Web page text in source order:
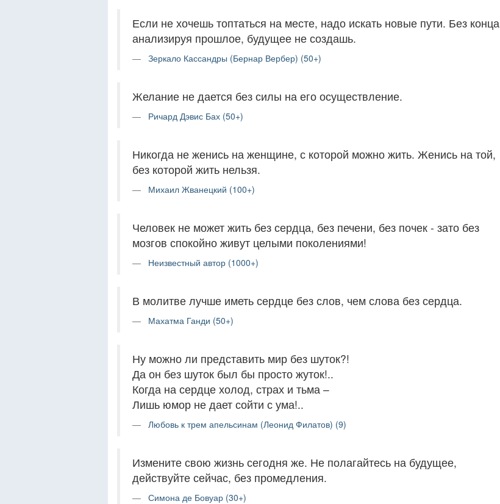
Если не хочешь топтаться на месте, надо искать новые пути. Без конца
анализируя прошлое, будущее не создашь.
Зеркало Кассандры (Бернар Вербер) (50+)
Желание не дается без силы на его осуществление.
Ричард Дэвис Бах (50+)
Никогда не женись на женщине, с которой можно жить. Женись на той,
без которой жить нельзя.
Михаил Жванецкий (100+)
Человек не может жить без сердца, без печени, без почек - зато без
мозгов спокойно живут целыми поколениями!
Неизвестный автор (1000+)
В молитве лучше иметь сердце без слов, чем слова без сердца.
Махатма Ганди (50+)
Ну можно ли представить мир без шуток?!
Да он без шуток был бы просто жуток!..
Когда на сердце холод, страх и тьма –
Лишь юмор не дает сойти с ума!..
Любовь к трем апельсинам (Леонид Филатов) (9)
Измените свою жизнь сегодня же. Не полагайтесь на будущее,
действуйте сейчас, без промедления.
Симона де Бовуар (30+)